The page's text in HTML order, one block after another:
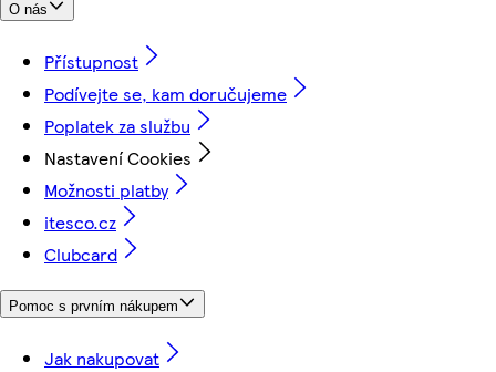
O nás
Přístupnost
Podívejte se, kam doručujeme
Poplatek za službu
Nastavení Cookies
Možnosti platby
itesco.cz
Clubcard
Pomoc s prvním nákupem
Jak nakupovat